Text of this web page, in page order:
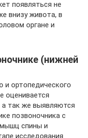
появляться не
внизу живота, в
органе и
(нижней
и ортопедического
оценивается
а так же выявляются
позвоночника с
спины и
исследования